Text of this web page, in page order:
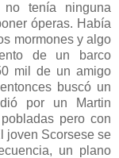
tenía ninguna
óperas. Había
mormones y algo
de un barco
mil de un amigo
buscó un
por un Martin
pero con
joven Scorsese se
un plano